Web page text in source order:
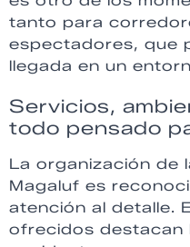
tanto para
espectadores, que
llegada en un
Servicios,
todo pensado
La organización de
Magaluf es
atención al detalle.
ofrecidos destacan